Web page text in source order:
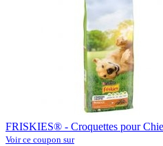
FRISKIES® - Croquettes pour
Voir ce coupon sur